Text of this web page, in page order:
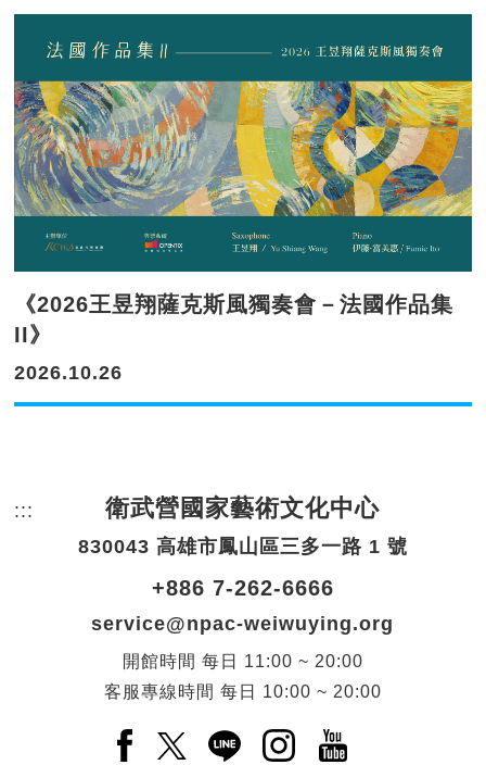
《2026王昱翔薩克斯風獨奏會－法國作品集
II》
2026.10.26
::: 頁尾網站資訊。
衛武營國家藝術文化中心
830043 高雄市鳳山區三多一路 1 號
+886 7-262-6666
service@npac-weiwuying.org
開館時間 每日
11:00 ~ 20:00
客服專線時間 每日 10:00 ~ 20:00
Facebook(另開新視窗)
X(另開新視窗)
LINE(另開新視窗)
Instagram(另開新視
YouTube(另開